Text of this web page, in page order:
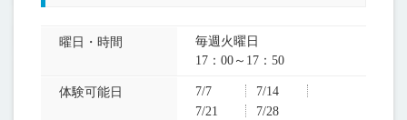
曜日・時間
毎週火曜日
17：00～17：50
体験可能日 7/7
7/14
7/21
7/28